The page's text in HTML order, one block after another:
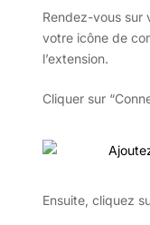
Rendez-vous sur
votre icône de
l’extension.
Cliquer sur
Ensuite, cliquez